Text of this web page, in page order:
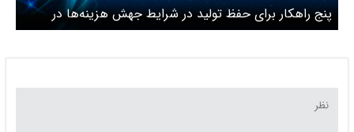
پنج راهکار برای حفظ تولید در شرایط جهش هزینه‌ها در
صنعت خودرو